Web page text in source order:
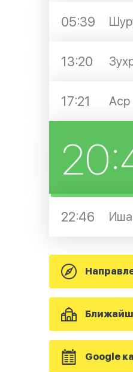
05:39
13:20
17:21 Аср
22:46 Иша
Google